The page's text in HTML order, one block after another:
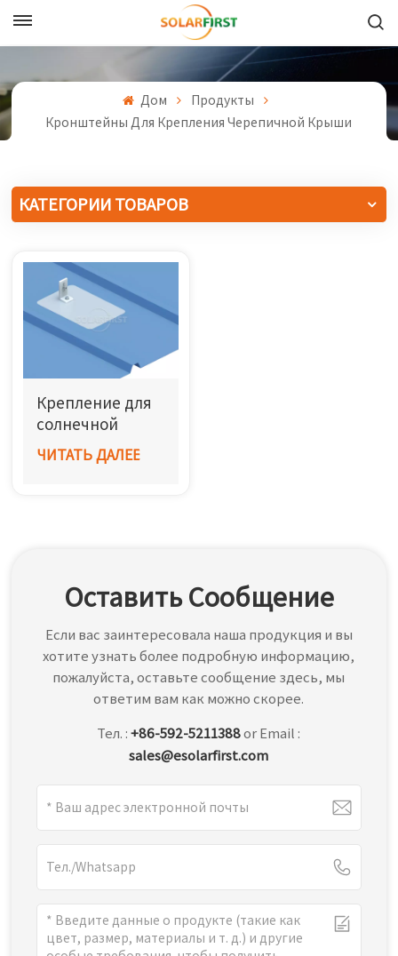
中文
Русский
Español
Português
日本語
한국어
بالعربية
Дом
Продукты
Кронштейны Для Крепления Черепичной Крыши
КАТЕГОРИИ ТОВАРОВ
Крепление для
солнечной
батареи на
черепичной
ЧИТАТЬ ДАЛЕЕ
Оставить Сообщение
Если вас заинтересовала наша продукция и вы
хотите узнать более подробную информацию,
пожалуйста, оставьте сообщение здесь, мы
ответим вам как можно скорее.
Тел. :+86-592-5211388or Email :
sales@esolarfirst.com